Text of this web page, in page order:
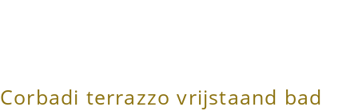
Corbadi terrazzo vrijstaand bad